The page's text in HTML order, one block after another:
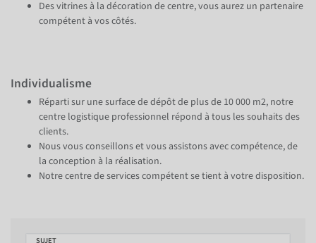
Des vitrines à la décoration de centre, vous aurez un partenaire
compétent à vos côtés.
Individualisme
Réparti sur une surface de dépôt de plus de 10 000 m2, notre
centre logistique professionnel répond à tous les souhaits des
clients.
Nous vous conseillons et vous assistons avec compétence, de
la conception à la réalisation.
Notre centre de services compétent se tient à votre disposition.
SUJET